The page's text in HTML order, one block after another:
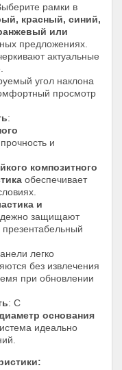
рамки в
красный, синий,
или
предложениях.
актуальные
угол наклона
просмотр
:
и
композитного
обеспечивает
и
защищают
легко
без извлечения
при обновлении
: С
основания
идеально